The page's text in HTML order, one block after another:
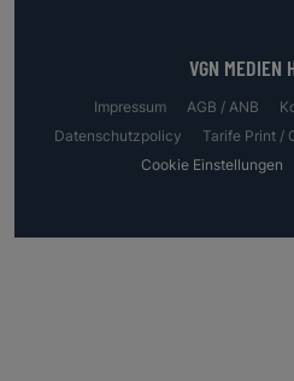
VGN MEDIEN
Impressum AGB / ANB
Datenschutzpolicy
Tarife Print /
Cookie Einstellungen